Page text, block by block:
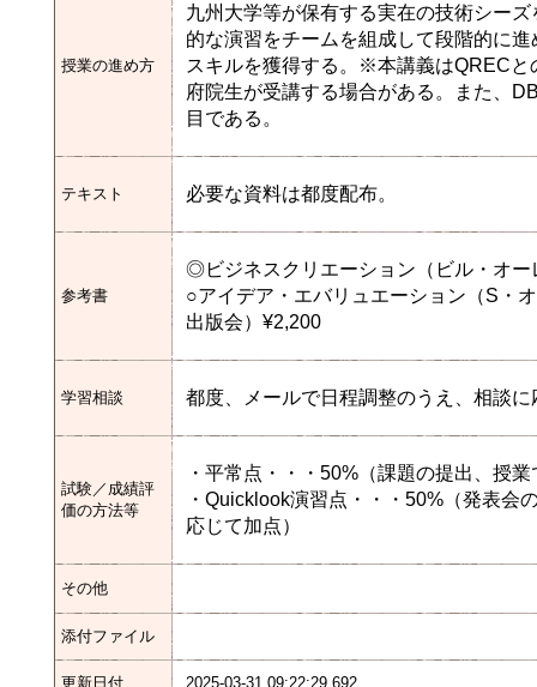
授業の進め方
九州大学等が保有する実在の技術シー
的な演習をチームを組成して段階的に
スキルを獲得する。※本講義はQREC
府院生が受講する場合がある。また、
目である。
テキスト 必要な資料は都度配布。
参考書
◎ビジネスクリエーション（ビル・オ
○アイデア・エバリュエーション（S・
出版会）¥2,200
学習相談 都度、メールで日程調整のうえ、相談
試験／成績評
価の方法等
・平常点・・・50%（課題の提出、授
・Quicklook演習点・・・50%（発表会
応じて加点）
その他
添付ファイル
更新日付 2025-03-31 09:22:29.692